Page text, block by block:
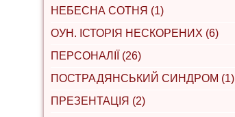
НЕБЕСНА СОТНЯ (1)
ОУН. ІСТОРІЯ НЕСКОРЕНИХ (6)
ПЕРСОНАЛІЇ (26)
ПОСТРАДЯНСЬКИЙ СИНДРОМ (1)
ПРЕЗЕНТАЦІЯ (2)